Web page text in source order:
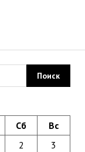
Сб Вс
2
3